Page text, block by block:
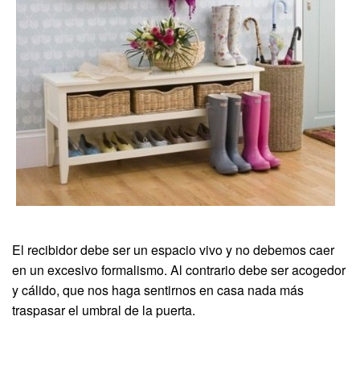
El recibidor debe ser un espacio vivo y no debemos caer
en un excesivo formalismo. Al contrario debe ser acogedor
y cálido, que nos haga sentirnos en casa nada más
traspasar el umbral de la puerta.